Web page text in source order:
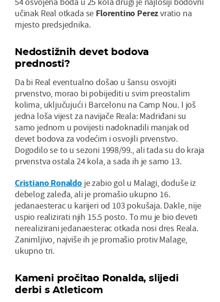
učinak Real otkada se Florentino Perezvratio na
mjesto predsjednika.
Nedostižnih devet bodova
prednosti?
Da bi Real eventualno došao u šansu osvojiti
prvenstvo, morao bi pobijediti u svim preostalim
kolima, uključujući i Barcelonu na Camp Nou. I još
jedna loša vijest za navijače Reala: Madriđani su
samo jednom u povijesti nadoknadili manjak od
devet bodova za vodećim i osvojili prvenstvo.
Dogodilo se to u sezoni 1998/99., ali tada su do kraja
prvenstva ostala 24 kola, a sada ih je samo 13.
Cristiano Ronaldoje zabio gol u Malagi, doduše iz
debelog zaleđa, ali je promašio ukupno 16.
jedanaesterac u karijeri od 103 pokušaja. Dakle, nije
uspio realizirati njih 15.5 posto. To mu je bio deveti
nerealizirani jedanaesterac otkada nosi dres Reala.
Zanimljivo, najviše ih je promašio protiv Malage,
ukupno tri.
Kameni pročitao Ronalda,slijedi
derbi s Atleticom